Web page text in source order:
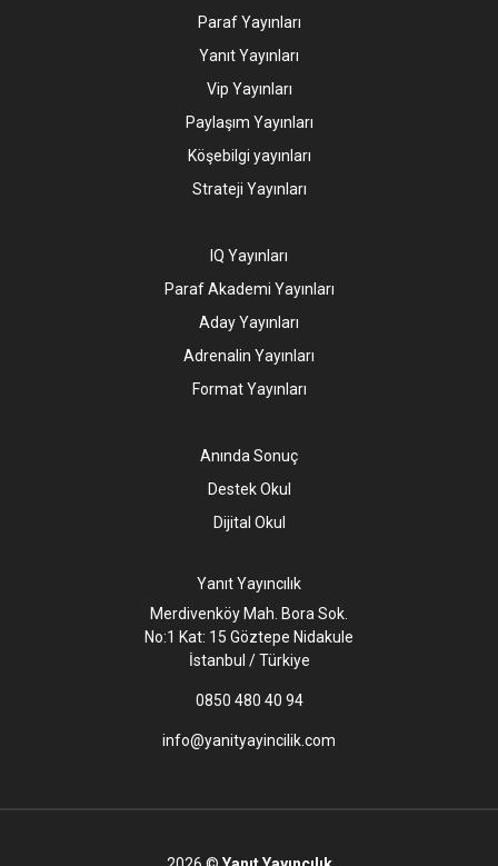
Paraf Yayınları
Yanıt Yayınları
Vip Yayınları
Paylaşım Yayınları
Köşebilgi yayınları
Strateji Yayınları
IQ Yayınları
Paraf Akademi Yayınları
Aday Yayınları
Adrenalin Yayınları
Format Yayınları
Anında Sonuç
Destek Okul
Dijital Okul
Yanıt Yayıncılık
Merdivenköy Mah. Bora Sok.
No:1 Kat: 15 Göztepe Nidakule
İstanbul / Türkiye
0850 480 40 94
info@yanityayincilik.com